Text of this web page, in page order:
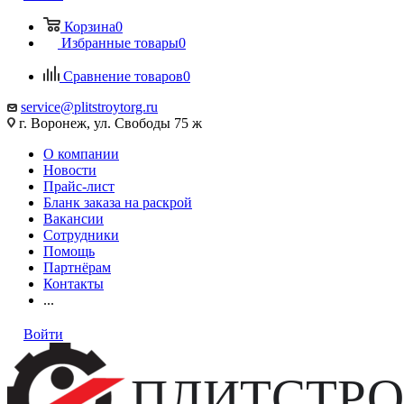
Корзина0
Избранные товары0
Сравнение товаров0
service@plitstroytorg.ru
г. Воронеж, ул. Свободы 75 ж
О компании
Новости
Прайс-лист
Бланк заказа на раскрой
Вакансии
Сотрудники
Помощь
Партнёрам
Контакты
...
Войти